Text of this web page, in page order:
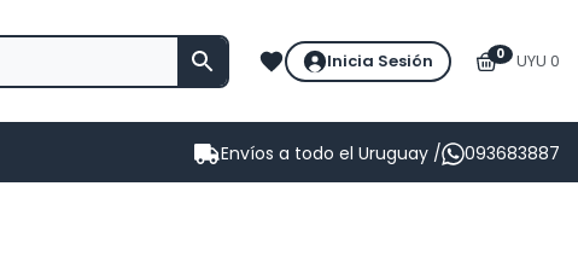
Inicia Sesión 0 UYU 0
Envíos a todo el Uruguay / 093683887